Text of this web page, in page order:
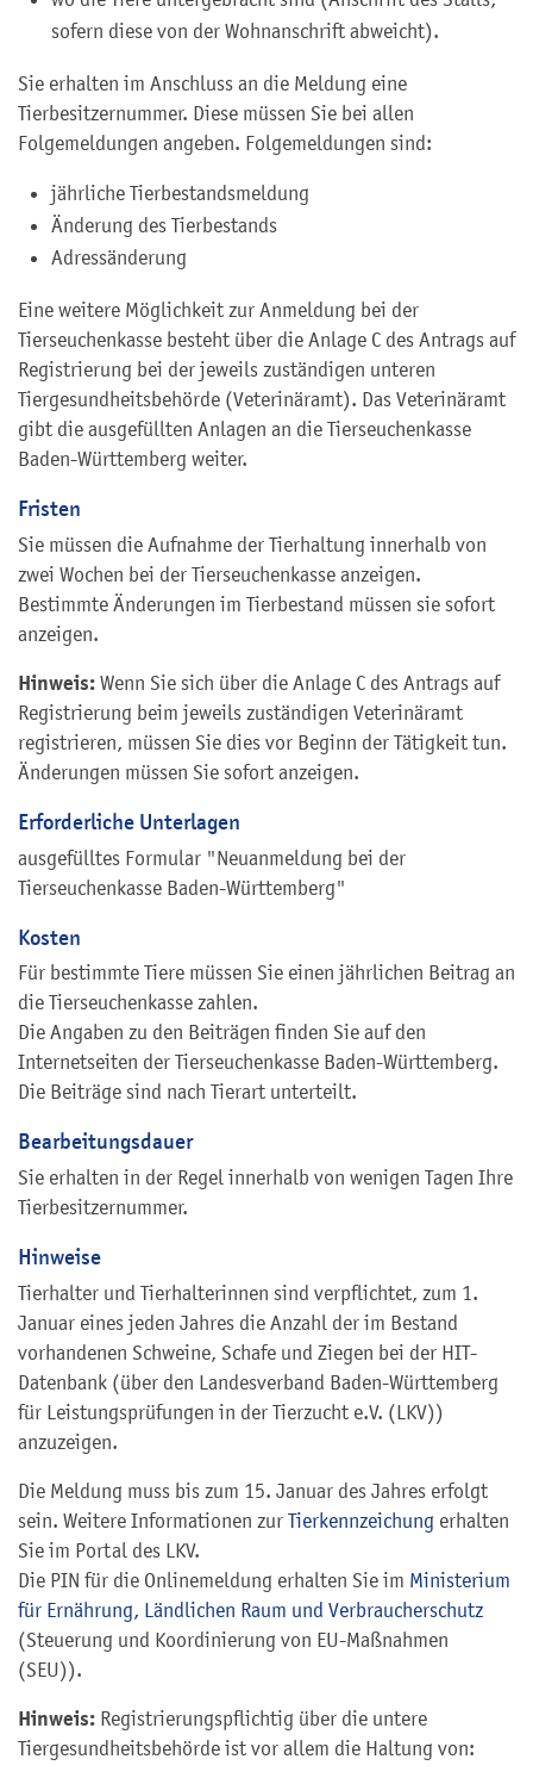
sofern diese von der Wohnanschrift abweicht).
Sie erhalten im Anschluss an die Meldung eine
Tierbesitzernummer. Diese müssen Sie bei allen
Folgemeldungen angeben. Folgemeldungen sind:
jährliche Tierbestandsmeldung
Änderung des Tierbestands
Adressänderung
Eine weitere Möglichkeit zur Anmeldung bei der
Tierseuchenkasse besteht über die Anlage C des Antrags auf
Registrierung bei der jeweils zuständigen unteren
Tiergesundheitsbehörde (Veterinäramt). Das Veterinäramt
gibt die ausgefüllten Anlagen an die Tierseuchenkasse
Baden-Württemberg weiter.
Fristen
Sie müssen die Aufnahme der Tierhaltung innerhalb von
zwei Wochen bei der Tierseuchenkasse anzeigen.
Bestimmte Änderungen im Tierbestand müssen sie sofort
anzeigen.
Hinweis: Wenn Sie sich über die Anlage C des Antrags auf
Registrierung beim jeweils zuständigen Veterinäramt
registrieren, müssen Sie dies vor Beginn der Tätigkeit tun.
Änderungen müssen Sie sofort anzeigen.
Erforderliche Unterlagen
ausgefülltes Formular "Neuanmeldung bei der
Tierseuchenkasse Baden-Württemberg"
Kosten
Für bestimmte Tiere müssen Sie einen jährlichen Beitrag an
die Tierseuchenkasse zahlen.
Die Angaben zu den Beiträgen finden Sie auf den
Internetseiten der Tierseuchenkasse Baden-Württemberg.
Die Beiträge sind nach Tierart unterteilt.
Bearbeitungsdauer
Sie erhalten in der Regel innerhalb von wenigen Tagen Ihre
Tierbesitzernummer.
Hinweise
Tierhalter und Tierhalterinnen sind verpflichtet, zum 1.
Januar eines jeden Jahres die Anzahl der im Bestand
vorhandenen Schweine, Schafe und Ziegen bei der HIT-
Datenbank (über den Landesverband Baden-Württemberg
für Leistungsprüfungen in der Tierzucht e.V. (LKV))
anzuzeigen.
Die Meldung muss bis zum 15. Januar des Jahres erfolgt
sein. Weitere Informationen zur Tierkennzeichung erhalten
Sie im Portal des LKV.
Die PIN für die Onlinemeldung erhalten Sie im Ministerium
für Ernährung, Ländlichen Raum und Verbraucherschutz
(Steuerung und Koordinierung von EU-Maßnahmen
(SEU)).
Hinweis: Registrierungspflichtig über die untere
Tiergesundheitsbehörde ist vor allem die Haltung von: